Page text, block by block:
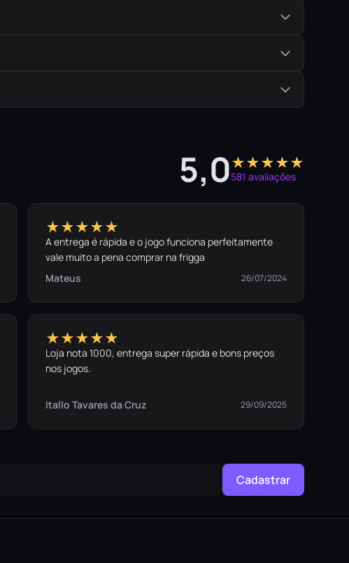
5,0★★★★★
581 avaliações
★★★★★
A entrega é rápida e o jogo funciona perfeitamente
vale muito a pena comprar na frigga
Mateus
26/07/2024
★★★★★
Loja nota 1000, entrega super rápida e bons preços
nos jogos.
Itallo Tavares da Cruz 29/09/2025
Cadastrar